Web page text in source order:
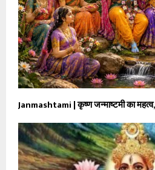
Janmashtami | कृष्ण जन्माष्टमी का